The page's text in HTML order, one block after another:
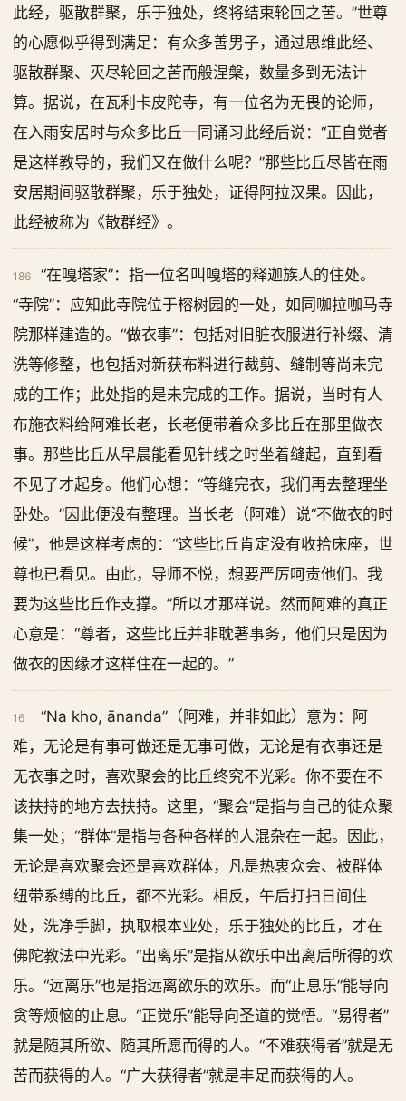
此经，驱散群聚，乐于独处，终将结束轮回之苦。”世尊
的心愿似乎得到满足：有众多善男子，通过思维此经、
驱散群聚、灭尽轮回之苦而般涅槃，数量多到无法计
算。据说，在瓦利卡皮陀寺，有一位名为无畏的论师，
在入雨安居时与众多比丘一同诵习此经后说：“正自觉者
是这样教导的，我们又在做什么呢？”那些比丘尽皆在雨
安居期间驱散群聚，乐于独处，证得阿拉汉果。因此，
此经被称为《散群经》。
186
“在嘎塔家”：指一位名叫嘎塔的释迦族人的住处。
“寺院”：应知此寺院位于榕树园的一处，如同咖拉咖马寺
院那样建造的。“做衣事”：包括对旧脏衣服进行补缀、清
洗等修整，也包括对新获布料进行裁剪、缝制等尚未完
成的工作；此处指的是未完成的工作。据说，当时有人
布施衣料给阿难长老，长老便带着众多比丘在那里做衣
事。那些比丘从早晨能看见针线之时坐着缝起，直到看
不见了才起身。他们心想：“等缝完衣，我们再去整理坐
卧处。”因此便没有整理。当长老（阿难）说“不做衣的时
候”，他是这样考虑的：“这些比丘肯定没有收拾床座，世
尊也已看见。由此，导师不悦，想要严厉呵责他们。我
要为这些比丘作支撑。”所以才那样说。然而阿难的真正
心意是：“尊者，这些比丘并非耽著事务，他们只是因为
做衣的因缘才这样住在一起的。”
16
“Na kho, ānanda”（阿难，并非如此）意为：阿
难，无论是有事可做还是无事可做，无论是有衣事还是
无衣事之时，喜欢聚会的比丘终究不光彩。你不要在不
该扶持的地方去扶持。这里，“聚会”是指与自己的徒众聚
集一处；“群体”是指与各种各样的人混杂在一起。因此，
无论是喜欢聚会还是喜欢群体，凡是热衷众会、被群体
纽带系缚的比丘，都不光彩。相反，午后打扫日间住
处，洗净手脚，执取根本业处，乐于独处的比丘，才在
佛陀教法中光彩。“出离乐”是指从欲乐中出离后所得的欢
乐。“远离乐”也是指远离欲乐的欢乐。而“止息乐”能导向
贪等烦恼的止息。“正觉乐”能导向圣道的觉悟。“易得者”
就是随其所欲、随其所愿而得的人。“不难获得者”就是无
苦而获得的人。“广大获得者”就是丰足而获得的人。